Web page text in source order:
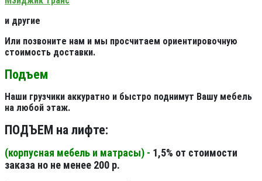
и другие
Или позвоните нам и мы просчитаем ориентировочную
стоимость доставки.
Подъем
Наши грузчики аккуратно и быстро поднимут Вашу мебель
на любой этаж.
ПОДЪЕМ на лифте:
(корпусная мебель и матрасы) - 1,5% от стоимости
заказа но не менее 200 р.